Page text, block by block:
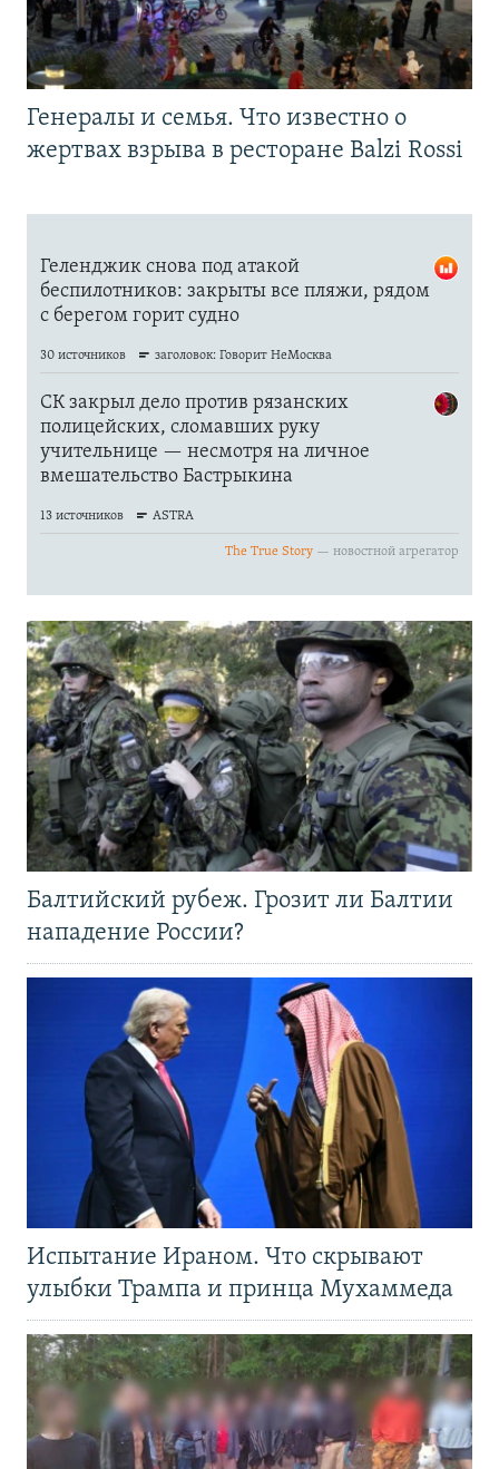
Генералы и семья. Что известно о
жертвах взрыва в ресторане Balzi Rossi
Балтийский рубеж. Грозит ли Балтии
нападение России?
Испытание Ираном. Что скрывают
улыбки Трампа и принца Мухаммеда